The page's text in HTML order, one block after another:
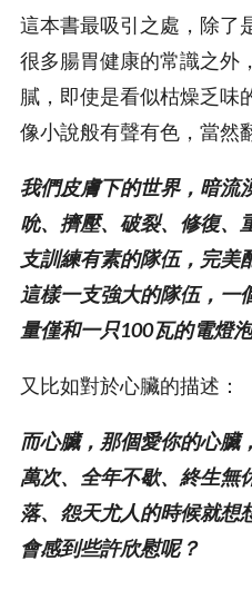
這本書最吸引之處，除了
很多腸胃健康的常識之外
膩，即使是看似枯燥乏味
像小說般有聲有色，當然
我們皮膚下的世界，暗流
吮、擠壓、破裂、修復、
支訓練有素的隊伍，完美
這樣一支強大的隊伍，一
量僅和一只100瓦的電燈泡
又比如對於心臟的描述：
而心臟，那個愛你的心臟
萬次、全年不歇、終生無
落、怨天尤人的時候就想
會感到些許欣慰呢？